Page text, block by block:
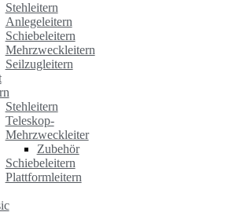
Stehleitern
Anlegeleitern
Schiebeleitern
Mehrzweckleitern
Seilzugleitern
Stehleitern
Teleskop-
Mehrzweckleiter
Zubehör
Schiebeleitern
Plattformleitern